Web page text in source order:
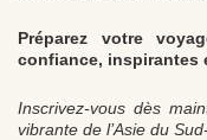
Préparez votre
confiance, inspirantes
Inscrivez-vous dès
vibrante de l’Asie du